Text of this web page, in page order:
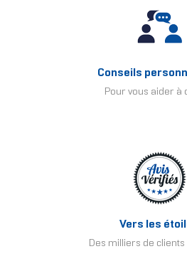
Conseils
Pour vous aider à
Vers les
Des milliers de clients